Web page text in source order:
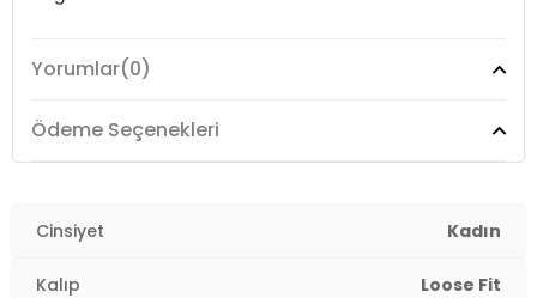
cm / Kalça: 89 cm / Beden : S
Detay :
Yorumlar(0)
Ödeme Seçenekleri
Cinsiyet Kadın
Kalıp Loose Fit